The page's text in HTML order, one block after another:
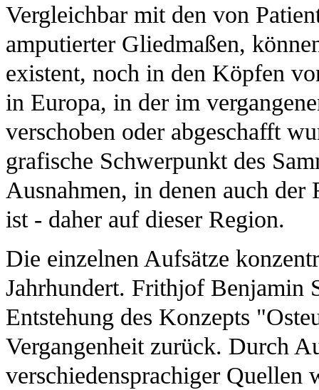
Vergleichbar mit den von
amputierter Gliedmaßen,
existent, noch in den Köpfen
in Europa, in der im
verschoben oder abgeschafft
grafische Schwerpunkt des
Ausnahmen, in denen auch der
ist - daher auf dieser Region.
Die einzelnen Aufsätze
Jahrhundert. Frithjof Benjamin
Entstehung des Konzepts
Vergangenheit zurück. Durch
verschiedensprachiger Quellen